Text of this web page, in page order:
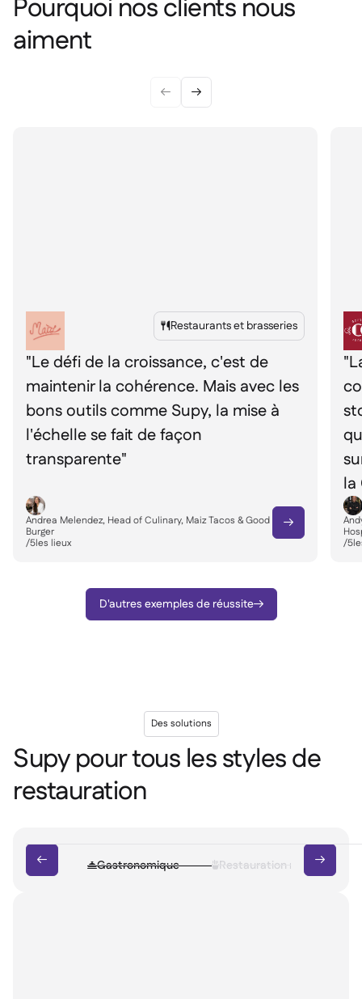
Pourquoi nos clients nous
aiment
 
Restaurants et brasseries
"Le défi de la croissance, c'est de
maintenir la cohérence. Mais avec les
bons outils comme Supy, la mise à
l'échelle se fait de façon
transparente"
Andrea Melendez, Head of Culinary, Maiz Tacos & Good
Burger
/5les lieux

la
/5
D'autres exemples de réussite
Des solutions
Supy pour tous les styles de
restauration

Gastronomique Restauration rapide
